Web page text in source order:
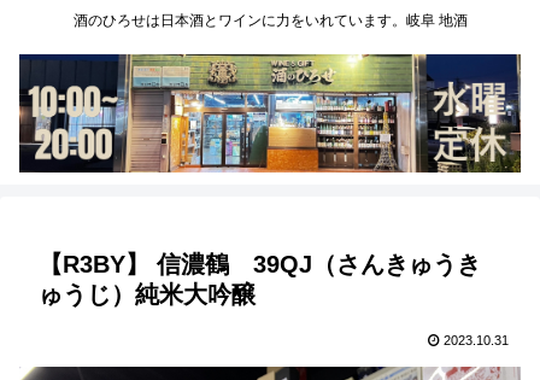
酒のひろせは日本酒とワインに力をいれています。岐阜 地酒
【R3BY】 信濃鶴 39QJ（さんきゅうき
ゅうじ）純米大吟醸
2023.10.31